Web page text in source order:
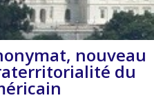
nouveau
du